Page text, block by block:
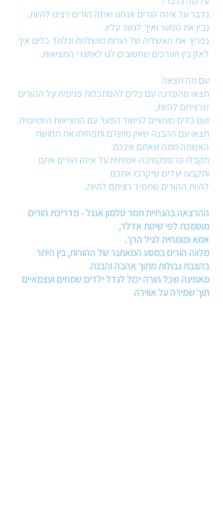
נדבר על איזה הורים אנחנו ואיזה הורים רצינו להיות,
נבין את הפער ואיך לגשר עליו.
נפריך את האשליה של הורות מושלמת ונלמד כלים איך
לאזן בין הערכים שחשובים לנו לאתגרי המציאות.
עם מה תצאו?
תצאו מהסדנה עם כלים להסתכלות פנימית על ההורים
שרציתם להיות,
ועם כלים מעשיים לגישור הפער עם המציאות היומיומית.
תצאו עם ההבנה שאין מושלם ותפחיתו את תחושת
האשמה ממה שאתם אינכם.​
תקבלו פרספקטיבה אמיתית על איזה הורים אתם
ותקבעו יעדים שיקרבו אתכם
להיות ההורים שתמיד רציתם להיות.
ההרצאה בהנחיית תמר טלמון אנגל - מדריכת הורים
מוסמכת לפי שיטת אדלר,
אמא ומומחית לגיל הרך.
מלווה הורים במסע המאתגר של ההורות, בין היתר
בהצבת גבולות מתוך אהבה והבנה.
מאמינה שכל הורה יכול לגדל ילדים שמחים ועצמאיים
תוך שמירה על אווירה